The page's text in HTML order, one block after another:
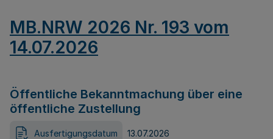
MB.NRW 2026 Nr. 193 vom
14.07.2026
Öffentliche Bekanntmachung über eine
öffentliche Zustellung
Ausfertigungsdatum 13.07.2026